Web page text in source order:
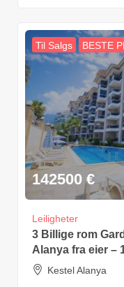
Til Salgs BESTE
142500 €
Leiligheter
3 Billige rom
Alanya fra eier –
Kestel Alanya